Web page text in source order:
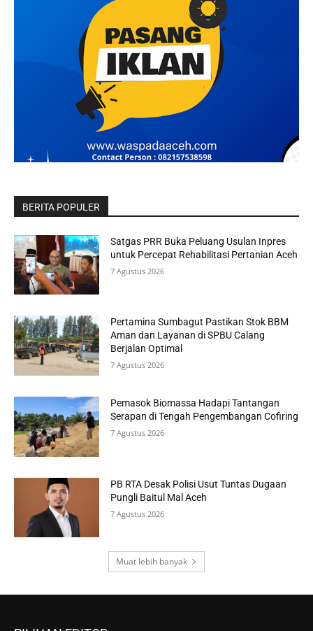
BERITA POPULER
Satgas PRR Buka Peluang Usulan Inpres
untuk Percepat Rehabilitasi Pertanian Aceh
7 Agustus 2026
Pertamina Sumbagut Pastikan Stok BBM
Aman dan Layanan di SPBU Calang
Berjalan Optimal
7 Agustus 2026
Pemasok Biomassa Hadapi Tantangan
Serapan di Tengah Pengembangan Cofiring
7 Agustus 2026
PB RTA Desak Polisi Usut Tuntas Dugaan
Pungli Baitul Mal Aceh
7 Agustus 2026
Muat lebih banyak